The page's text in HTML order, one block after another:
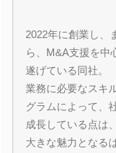
2022年に創業し、
ら、M&A支援を中
遂げている同社。
業務に必要なスキ
グラムによって、
成長している点は
大きな魅力となる